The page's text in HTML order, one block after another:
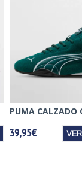
PUMA CALZADO
39,95€